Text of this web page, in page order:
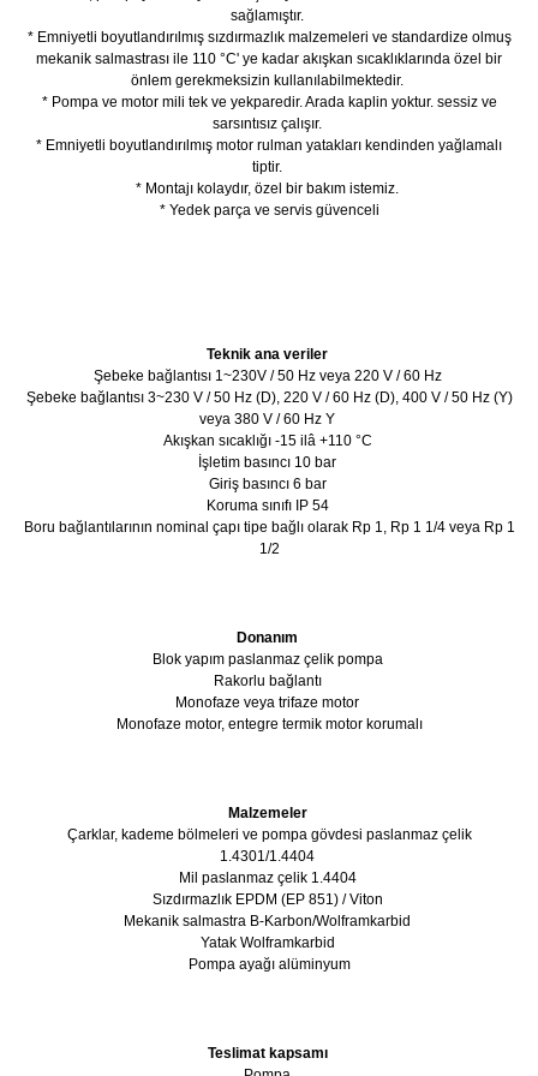
sağlamıştır.
* Emniyetli boyutlandırılmış sızdırmazlık malzemeleri ve standardize olmuş
mekanik salmastrası ile 110 °C' ye kadar akışkan sıcaklıklarında özel bir
önlem gerekmeksizin kullanılabilmektedir.
* Pompa ve motor mili tek ve yekparedir. Arada kaplin yoktur. sessiz ve
sarsıntısız çalışır.
* Emniyetli boyutlandırılmış motor rulman yatakları kendinden yağlamalı
tiptir.
* Montajı kolaydır, özel bir bakım istemiz.
* Yedek parça ve servis güvenceli
Teknik ana veriler
Şebeke bağlantısı 1~230V / 50 Hz veya 220 V / 60 Hz
Şebeke bağlantısı 3~230 V / 50 Hz (D), 220 V / 60 Hz (D), 400 V / 50 Hz (Y)
veya 380 V / 60 Hz Y
Akışkan sıcaklığı -15 ilâ +110 °C
İşletim basıncı 10 bar
Giriş basıncı 6 bar
Koruma sınıfı IP 54
Boru bağlantılarının nominal çapı tipe bağlı olarak Rp 1, Rp 1 1/4 veya Rp 1
1/2
Donanım
Blok yapım paslanmaz çelik pompa
Rakorlu bağlantı
Monofaze veya trifaze motor
Monofaze motor, entegre termik motor korumalı
Malzemeler
Çarklar, kademe bölmeleri ve pompa gövdesi paslanmaz çelik
1.4301/1.4404
Mil paslanmaz çelik 1.4404
Sızdırmazlık EPDM (EP 851) / Viton
Mekanik salmastra B-Karbon/Wolframkarbid
Yatak Wolframkarbid
Pompa ayağı alüminyum
Teslimat kapsamı